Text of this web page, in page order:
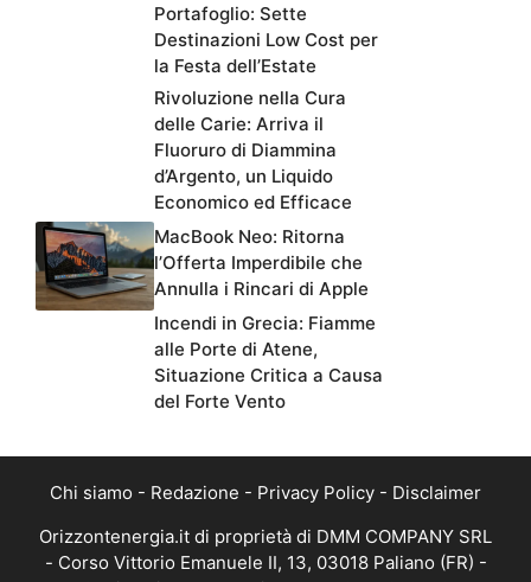
Portafoglio: Sette
Destinazioni Low Cost per
la Festa dell’Estate
Rivoluzione nella Cura
delle Carie: Arriva il
Fluoruro di Diammina
d’Argento, un Liquido
Economico ed Efficace
MacBook Neo: Ritorna
l’Offerta Imperdibile che
Annulla i Rincari di Apple
Incendi in Grecia: Fiamme
alle Porte di Atene,
Situazione Critica a Causa
del Forte Vento
Chi siamo - Redazione - Privacy Policy - Disclaimer
Orizzontenergia.it di proprietà di DMM COMPANY SRL
- Corso Vittorio Emanuele II, 13, 03018 Paliano (FR) -